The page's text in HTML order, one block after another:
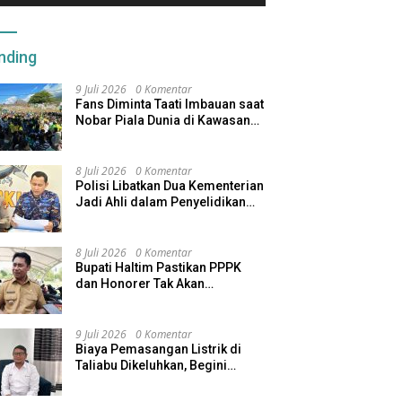
9 Juli 2026 0 Komentar
Fans Diminta Taati Imbauan saat
Nobar Piala Dunia di Kawasan
8 Juli 2026 0 Komentar
Polisi Libatkan Dua Kementerian
Jadi Ahli dalam Penyelidikan
8 Juli 2026 0 Komentar
Bupati Haltim Pastikan PPPK
dan Honorer Tak Akan
9 Juli 2026 0 Komentar
Biaya Pemasangan Listrik di
Taliabu Dikeluhkan, Begini